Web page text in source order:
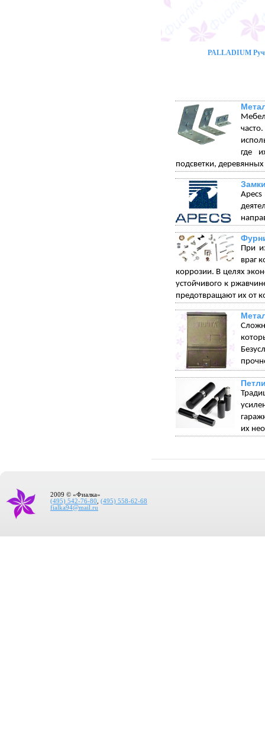
PALLADIUM
где
подсветки,
Apecs
При
враг
коррозии. В целях
устойчивого к
предотвращают их от
их
2009 © «Фиалка»
(495) 542-76-80
(495) 558-62-68
fialka94@mail.ru